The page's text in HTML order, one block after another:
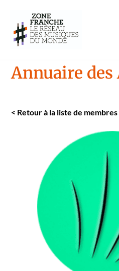
Annuaire
< Retour à la liste de mem­bres